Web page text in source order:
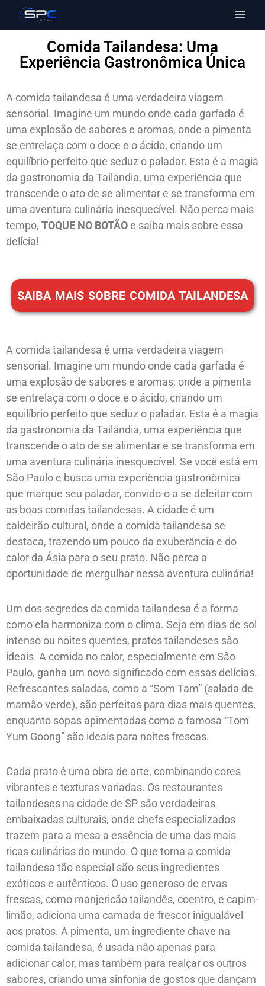
Comida Tailandesa: Uma
Experiência Gastronômica Única
A comida tailandesa é uma verdadeira viagem
sensorial. Imagine um mundo onde cada garfada é
uma explosão de sabores e aromas, onde a pimenta
se entrelaça com o doce e o ácido, criando um
equilíbrio perfeito que seduz o paladar. Esta é a magia
da gastronomia da Tailândia, uma experiência que
transcende o ato de se alimentar e se transforma em
uma aventura culinária inesquecível. Não perca mais
tempo, TOQUE NO BOTÃO e saiba mais sobre essa
delícia!
SAIBA MAIS SOBRE COMIDA TAILANDESA
A comida tailandesa é uma verdadeira viagem
sensorial. Imagine um mundo onde cada garfada é
uma explosão de sabores e aromas, onde a pimenta
se entrelaça com o doce e o ácido, criando um
equilíbrio perfeito que seduz o paladar. Esta é a magia
da gastronomia da Tailândia, uma experiência que
transcende o ato de se alimentar e se transforma em
uma aventura culinária inesquecível. Se você está em
São Paulo e busca uma experiência gastronômica
que marque seu paladar, convido-o a se deleitar com
as boas comidas tailandesas. A cidade é um
caldeirão cultural, onde a comida tailandesa se
destaca, trazendo um pouco da exuberância e do
calor da Ásia para o seu prato. Não perca a
oportunidade de mergulhar nessa aventura culinária!
Um dos segredos da comida tailandesa é a forma
como ela harmoniza com o clima. Seja em dias de sol
intenso ou noites quentes, pratos tailandeses são
ideais. A comida no calor, especialmente em São
Paulo, ganha um novo significado com essas delícias.
Refrescantes saladas, como a “Som Tam” (salada de
mamão verde), são perfeitas para dias mais quentes,
enquanto sopas apimentadas como a famosa “Tom
Yum Goong” são ideais para noites frescas.
Cada prato é uma obra de arte, combinando cores
vibrantes e texturas variadas. Os restaurantes
tailandeses na cidade de SP são verdadeiras
embaixadas culturais, onde chefs especializados
trazem para a mesa a essência de uma das mais
ricas culinárias do mundo. O que torna a comida
tailandesa tão especial são seus ingredientes
exóticos e autênticos. O uso generoso de ervas
frescas, como manjericão tailandês, coentro, e capim-
limão, adiciona uma camada de frescor inigualável
aos pratos. A pimenta, um ingrediente chave na
comida tailandesa, é usada não apenas para
adicionar calor, mas também para realçar os outros
sabores, criando uma sinfonia de gostos que dançam